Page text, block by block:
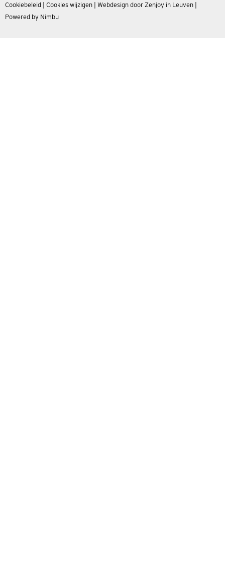
Cookiebeleid
Cookies wijzigen Webdesign door Zenjoy in Leuven
Powered by Nimbu